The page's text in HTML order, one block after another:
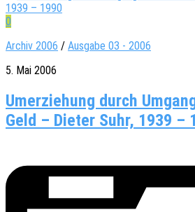
0
Archiv 2006 / Ausgabe 03 - 2006
5. Mai 2006
Umerziehung durch
Geld – Dieter Suhr, 1939 –